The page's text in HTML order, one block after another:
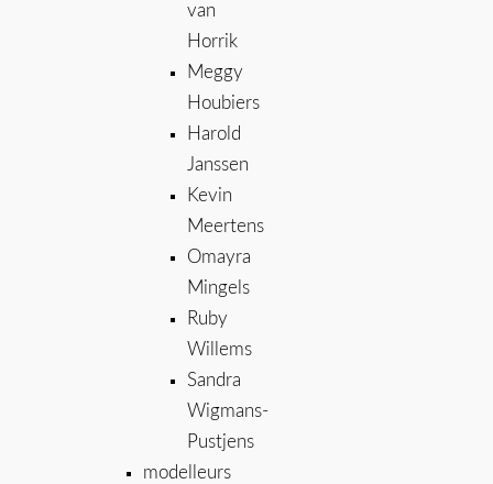
van
Horrik
Meggy
Houbiers
Harold
Janssen
Kevin
Meertens
Omayra
Mingels
Ruby
Willems
Sandra
Wigmans-
Pustjens
modelleurs